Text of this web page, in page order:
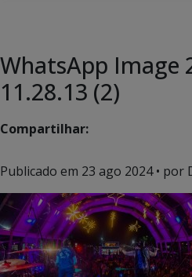
WhatsApp Image
11.28.13 (2)
Compartilhar:
Publicado em 23 ago 2024• por